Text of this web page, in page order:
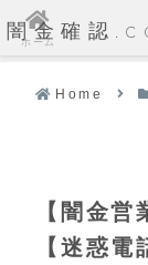
闇金確認
Home
【闇金
【迷惑電
ホーム